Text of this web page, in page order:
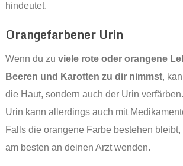
hindeutet.
Orangefarbener Urin
Wenn du zu viele rote oder orangene
Beeren und Karotten zu dir nimmst,
die Haut, sondern auch der Urin
Urin kann allerdings auch mit
Falls die orangene Farbe bestehen
am besten an deinen Arzt wenden.